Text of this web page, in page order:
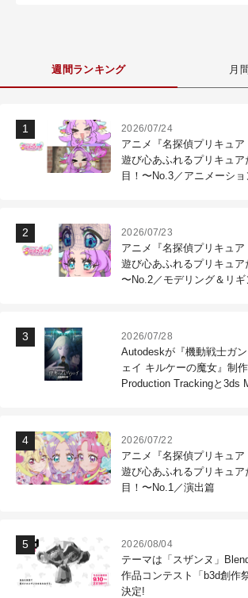
週間ランキング 月
2026/07/24
アニメ『名探偵プリキュア
遊び心あふれるプリキュア
目！〜No.3／アニメーショ
2026/07/23
アニメ『名探偵プリキュア
遊び心あふれるプリキュア
〜No.2／モデリング＆リギ
2026/07/28
Autodeskが『機動戦士ガ
ェイ キルケーの魔女』制
Production Trackingと3ds
2026/07/22
アニメ『名探偵プリキュア
遊び心あふれるプリキュア
目！〜No.1／演出篇
2026/08/04
テーマは「スザンヌ」
作品コンテスト「b3d創作
決定!